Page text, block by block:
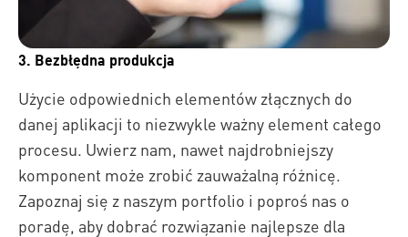
3. Bezbłędna produkcja
Użycie odpowiednich elementów złącznych do
danej aplikacji to niezwykle ważny element całego
procesu. Uwierz nam, nawet najdrobniejszy
komponent może zrobić zauważalną różnicę.
Zapoznaj się z naszym portfolio i poproś nas o
poradę, aby dobrać rozwiązanie najlepsze dla